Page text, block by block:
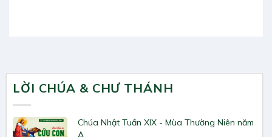
LỜI CHÚA & CHƯ THÁNH
Chúa Nhật Tuần XIX - Mùa Thường Niên năm
A